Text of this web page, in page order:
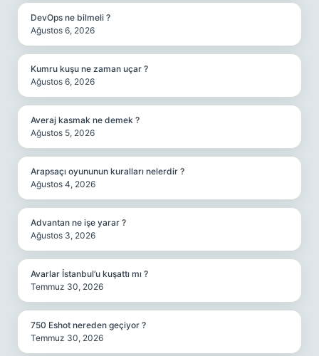
DevOps ne bilmeli ?
Ağustos 6, 2026
Kumru kuşu ne zaman uçar ?
Ağustos 6, 2026
Averaj kasmak ne demek ?
Ağustos 5, 2026
Arapsaçı oyununun kuralları nelerdir ?
Ağustos 4, 2026
Advantan ne işe yarar ?
Ağustos 3, 2026
Avarlar İstanbul’u kuşattı mı ?
Temmuz 30, 2026
750 Eshot nereden geçiyor ?
Temmuz 30, 2026